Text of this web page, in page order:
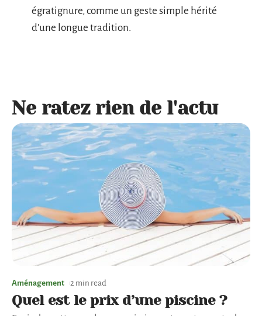
égratignure, comme un geste simple hérité
d’une longue tradition.
Ne ratez rien de l'actu
Aménagement 2 min read
Quel est le prix d’une piscine ?